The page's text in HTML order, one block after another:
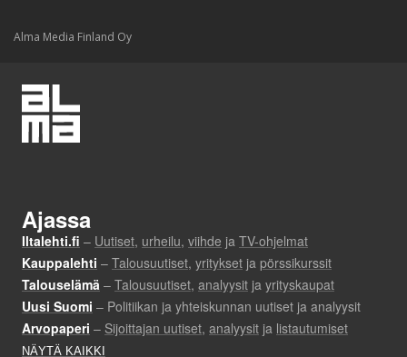
Alma Media Finland Oy